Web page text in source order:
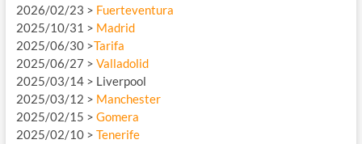
2026/02/23 > Fuerteventura
2025/10/31 > Madrid
2025/06/30 >Tarifa
2025/06/27 > Valladolid
2025/03/14 > Liverpool
2025/03/12 > Manchester
2025/02/15 > Gomera
2025/02/10 > Tenerife